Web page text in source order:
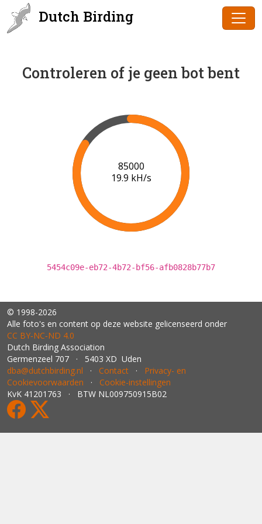
Dutch Birding
Controleren of je geen bot bent
87000
20.0 kH/s
5454c09e-eb72-4b72-bf56-afb0828b77b7
© 1998-2026
Alle foto's en content op deze website gelicenseerd onder
CC BY‑NC‑ND 4.0
Dutch Birding Association
Germenzeel 707 · 5403 XD Uden
dba@dutchbirding.nl · Contact · Privacy- en
Cookievoorwaarden · Cookie-instellingen
KvK 41201763 · BTW NL009750915B02